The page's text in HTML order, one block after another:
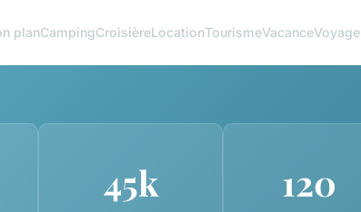
planCampingCroisièreLocationTourismeVacanceVoyage
45k 120